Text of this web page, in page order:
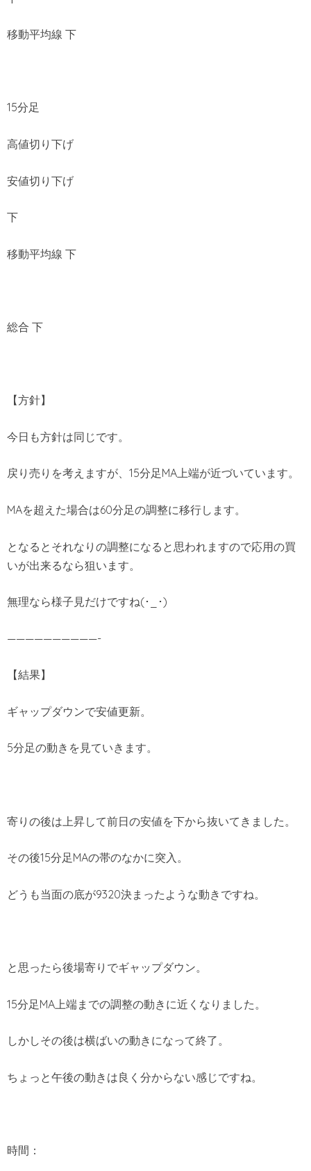
移動平均線 下
15分足
高値切り下げ
安値切り下げ
下
移動平均線 下
総合 下
【方針】
今日も方針は同じです。
戻り売りを考えますが、15分足MA上端が近づいています。
MAを超えた場合は60分足の調整に移行します。
となるとそれなりの調整になると思われますので応用の買
いが出来るなら狙います。
無理なら様子見だけですね(･_･)
——————————-
【結果】
ギャップダウンで安値更新。
5分足の動きを見ていきます。
寄りの後は上昇して前日の安値を下から抜いてきました。
その後15分足MAの帯のなかに突入。
どうも当面の底が9320決まったような動きですね。
と思ったら後場寄りでギャップダウン。
15分足MA上端までの調整の動きに近くなりました。
しかしその後は横ばいの動きになって終了。
ちょっと午後の動きは良く分からない感じですね。
時間：